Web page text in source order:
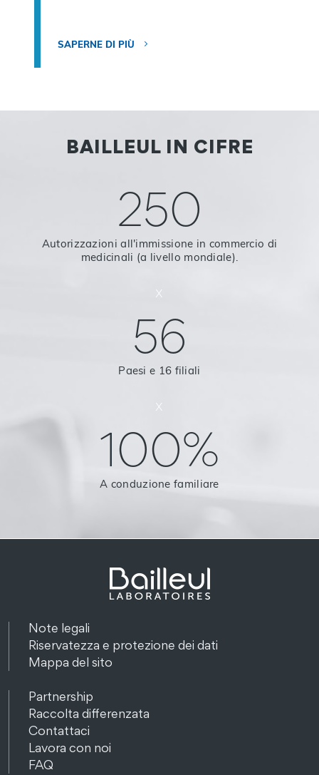
SAPERNE DI PIÙ
BAILLEUL IN CIFRE
250
Autorizzazioni all'immissione in commercio di
medicinali (a livello mondiale).
x
56
Paesi e 16 filiali
x
100%
A conduzione familiare
Note legali
Riservatezza e protezione dei dati
Mappa del sito
Partnership
Raccolta differenzata
Contattaci
Lavora con noi
FAQ